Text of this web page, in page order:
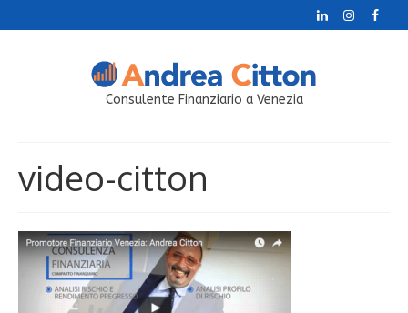
Consulente Finanziario a Venezia
video-citton